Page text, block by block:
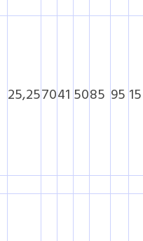
25,257041 5085 95 15